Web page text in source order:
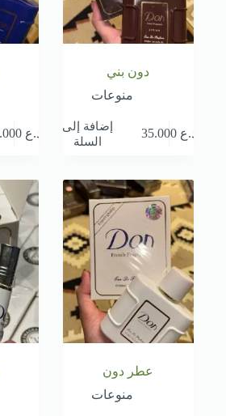
دون بني
منوعات
د.ع 35.000
إضافة إلى
السلة
د.ع 35.000
عطر دون
منوعات